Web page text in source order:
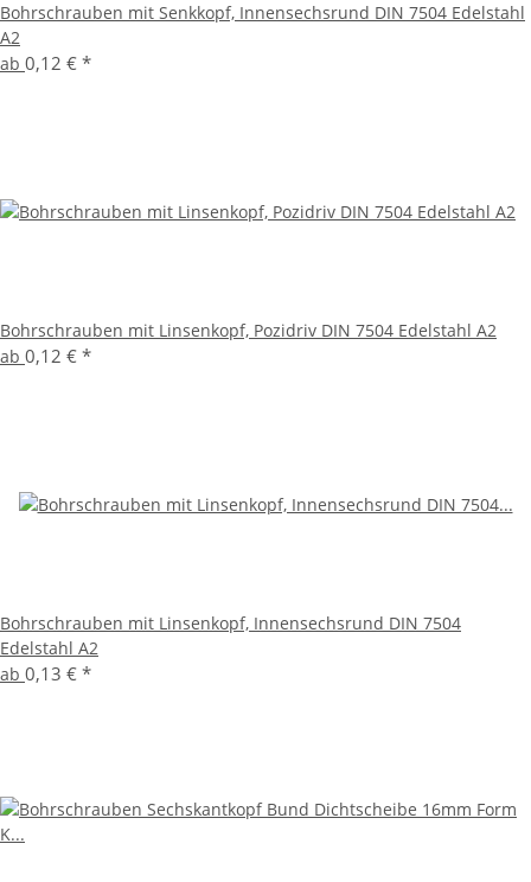
Bohrschrauben mit Senkkopf, Innensechsrund DIN 7504 Edelstahl
A2
ab 0,12 € *
Bohrschrauben mit Linsenkopf, Pozidriv DIN 7504 Edelstahl A2
ab 0,12 € *
Bohrschrauben mit Linsenkopf, Innensechsrund DIN 7504
Edelstahl A2
ab 0,13 € *